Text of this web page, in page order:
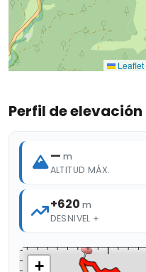
Leaflet
Perfil de elevación
— m
ALTITUD MÁX.
+620 m
DESNIVEL +
+